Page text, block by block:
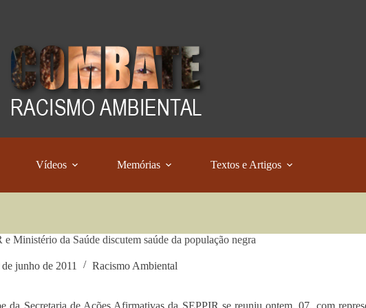
Vídeos Memórias Textos e Artigos
e Ministério da Saúde discutem saúde da população negra
junho de 2011 Racismo Ambiental
da Secretaria de Ações Afirmativas da SEPPIR se reuniu ontem, 07, com